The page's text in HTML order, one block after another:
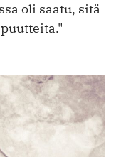
oli saatu, sitä